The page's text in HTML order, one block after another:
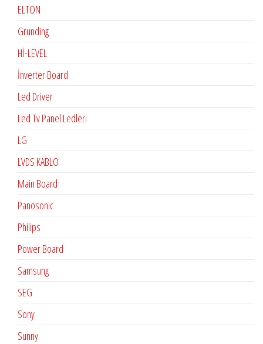
ELTON
Grunding
Hİ-LEVEL
İnverter Board
Led Driver
Led Tv Panel Ledleri
LG
LVDS KABLO
Main Board
Panosonic
Philips
Power Board
Samsung
SEG
Sony
Sunny